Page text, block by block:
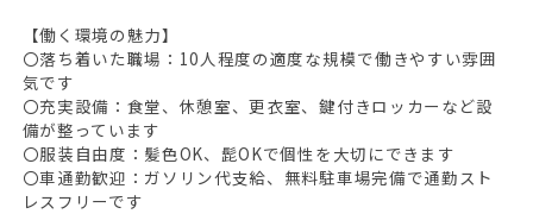
【働く環境の魅力】
〇落ち着いた職場：10人程度の適度な規模で働きやすい雰囲
気です
〇充実設備：食堂、休憩室、更衣室、鍵付きロッカーなど設
備が整っています
〇服装自由度：髪色OK、髭OKで個性を大切にできます
〇車通勤歓迎：ガソリン代支給、無料駐車場完備で通勤スト
レスフリーです